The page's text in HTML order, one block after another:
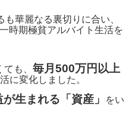
華麗なる裏切りに合い、
時期極貧アルバイト生活を
も、 毎月500万円以上
に変化しました。
生まれる「資産」
をい